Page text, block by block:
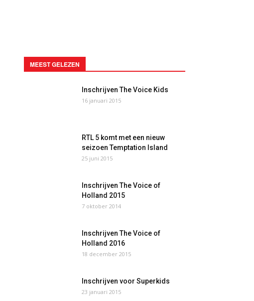
MEEST GELEZEN
Inschrijven The Voice Kids
16 januari 2015
RTL 5 komt met een nieuw
seizoen Temptation Island
25 juni 2015
Inschrijven The Voice of
Holland 2015
7 oktober 2014
Inschrijven The Voice of
Holland 2016
18 december 2015
Inschrijven voor Superkids
23 januari 2015